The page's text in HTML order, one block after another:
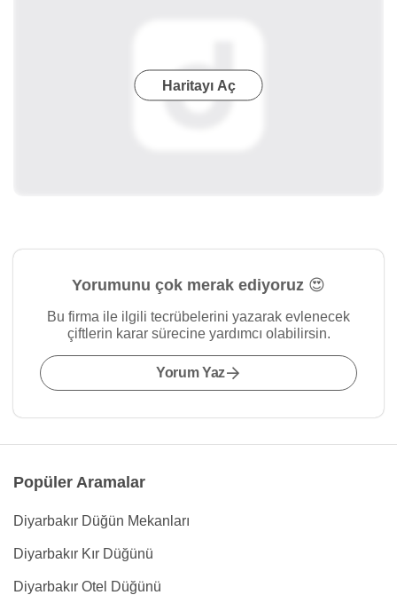
Haritayı Aç
Yorumunu çok merak ediyoruz 😍
Bu firma ile ilgili tecrübelerini yazarak evlenecek
çiftlerin karar sürecine yardımcı olabilirsin.
Yorum Yaz
Popüler Aramalar
Diyarbakır Düğün Mekanları
Diyarbakır Kır Düğünü
Diyarbakır Otel Düğünü